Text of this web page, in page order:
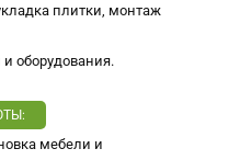
плитки, монтаж
оборудования.
мебели и